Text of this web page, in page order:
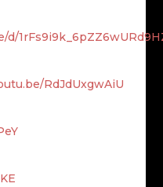
d/
RdJdUxgwAiU